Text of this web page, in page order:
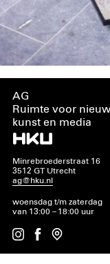
AG
Ruimte voor
kunst en media
Minrebroederstraat 16
3512 GT Utrecht
ag@hku.nl
woensdag t/m zaterdag
van 13:00 – 18:00 uur